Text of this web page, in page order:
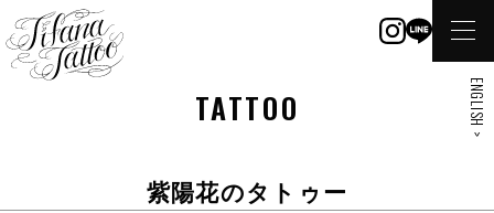
TATTOO
紫陽花のタトゥー
ENGLISH >